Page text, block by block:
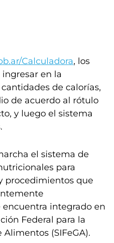
Calculadora, los
en la
de calorías,
de acuerdo al rótulo
y luego el sistema
el sistema de
para
procedimientos que
integrado en
Federal para la
(SIFeGA).